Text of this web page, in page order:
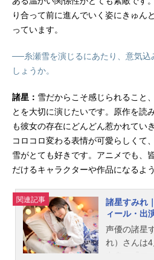
り合って前に進んでいく姿にきゅん
っています。
──糸瀬雪を演じるにあたり、意気込
しょうか。
諸星： 雪だからこそ感じられること
とを大切に演じたいです。原作を読
も彼女の存在にどんどん惹かれてい
コロコロ変わる表情が可愛らしくて
雪がとても好きです。アニメでも、
だけるキャラクターや作品になるよ
関連記事
諸星すみれ
ィール・出
声優の諸星
れ）さんは